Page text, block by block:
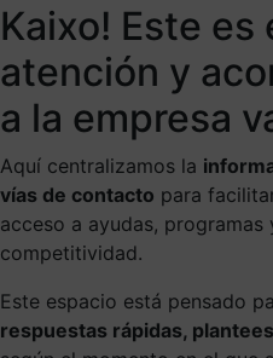
Kaixo! Este es
atención y
a la empresa
Aquí centralizamos la
vías de contacto para
acceso a ayudas,
competitividad.
Este espacio está pensado
respuestas rápidas,